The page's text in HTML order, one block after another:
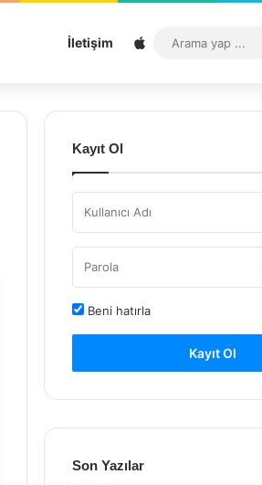
İletişim Sitemap
Kayıt Ol
Beni hatırla
Kayıt Ol
Son Yazılar